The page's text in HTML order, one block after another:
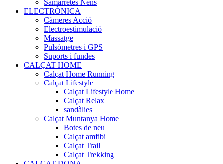
Samarretes Nens
ELECTRÒNICA
Càmeres Acció
Electroestimulació
Massatge
Pulsòmetres i GPS
Suports i fundes
CALÇAT HOME
Calçat Home Running
Calçat Lifestyle
Calçat Lifestyle Home
Calçat Relax
sandàlies
Calçat Muntanya Home
Botes de neu
Calçat amfibi
Calçat Trail
Calçat Trekking